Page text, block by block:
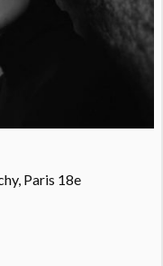
Paris 18e